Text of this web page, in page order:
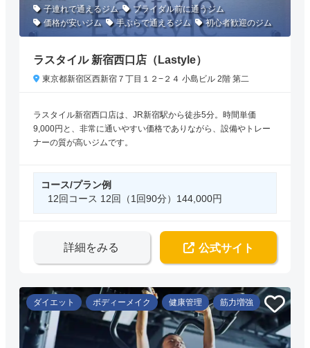
子連れで通えるジム
ブライダル前に通うジム
価格が安いジム
手ぶらで通えるジム 初心者歓迎のジム
ラスタイル 新宿西口店（Lastyle）
東京都新宿区西新宿７丁目１２−２４ 小島ビル 2階 第二
ラスタイル新宿西口店は、JR新宿駅から徒歩5分。時間単価
9,000円と、非常に通いやすい価格でありながら、設備やトレー
ナーの質が高いジムです。
コース/プラン例
12回コース 12回（1回90分）144,000円
詳細をみる 公式サイト
ダイエット ボディーメイク 健康管理 筋力増強